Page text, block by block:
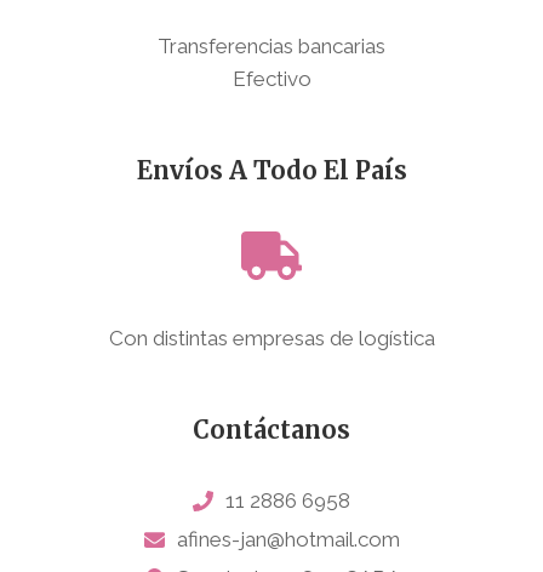
Transferencias bancarias
Efectivo
Envíos A Todo El País
Con distintas empresas de logística
Contáctanos
11 2886 6958
afines-jan@hotmail.com